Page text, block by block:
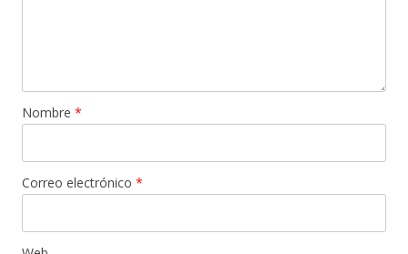
Nombre *
Correo electrónico *